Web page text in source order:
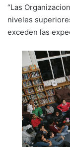
“Las
niveles
exceden las